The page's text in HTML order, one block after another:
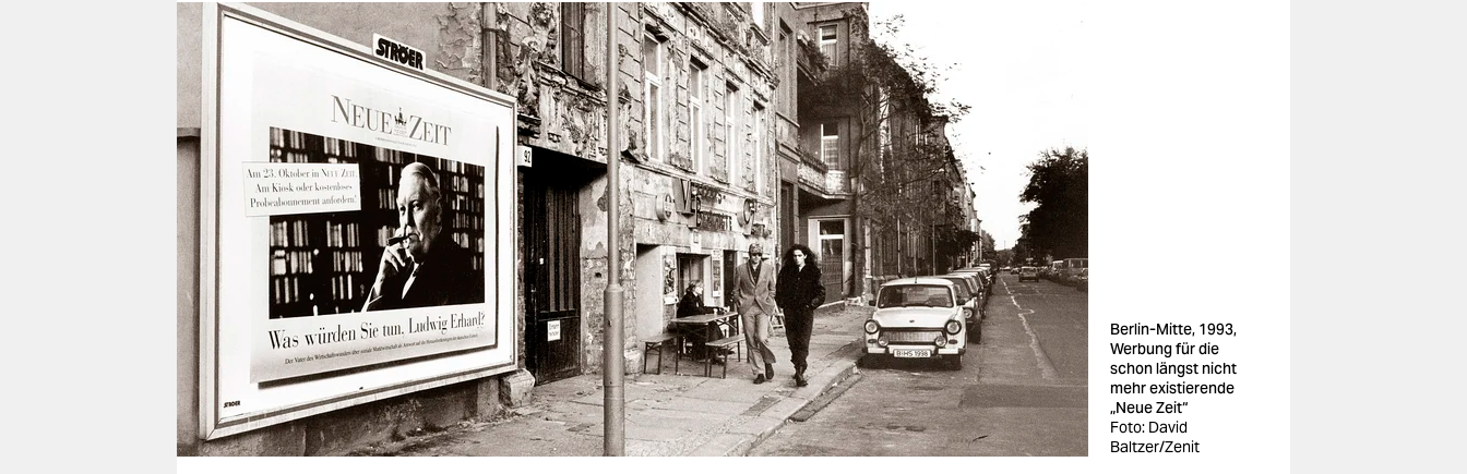
berlin
nord
wahrheit
verlag
verlag
veranstaltungen
shop
fragen & hilfe
unterstützen
abo
genossenschaft
Berlin-Mitte, 1993,
Werbung für die
schon längst nicht
mehr existierende
„Neue Zeit“
Foto: David
Baltzer/Zenit